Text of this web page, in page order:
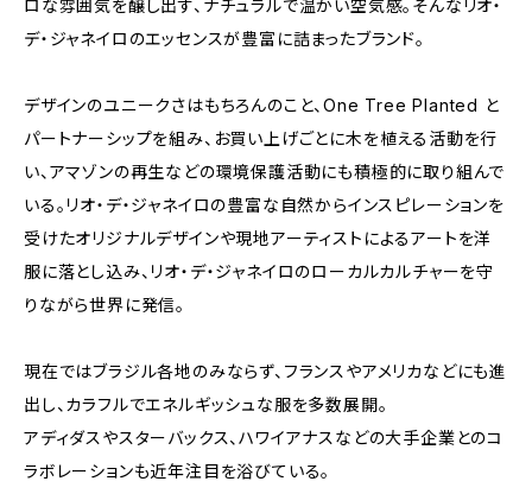
ロな雰囲気を醸し出す、ナチュラルで温かい空気感。そんなリオ・
デ・ジャネイロのエッセンスが豊富に詰まったブランド。
デザインのユニークさはもちろんのこと、One Tree Planted と
パートナーシップを組み、お買い上げごとに木を植える活動を行
い、アマゾンの再生などの環境保護活動にも積極的に取り組んで
いる。リオ・デ・ジャネイロの豊富な自然からインスピレーションを
受けたオリジナルデザインや現地アーティストによるアートを洋
服に落とし込み、リオ・デ・ジャネイロのローカルカルチャーを守
りながら世界に発信。
現在ではブラジル各地のみならず、フランスやアメリカなどにも進
出し、カラフルでエネルギッシュな服を多数展開。
アディダスやスターバックス、ハワイアナスなどの大手企業とのコ
ラボレーションも近年注目を浴びている。